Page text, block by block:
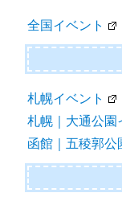
全国イベント
札幌イベント
札幌｜大通公園
函館｜五稜郭公